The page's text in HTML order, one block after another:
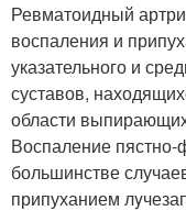
Ревматоидный
воспаления и
указательного и
суставов,
области выпирающих
Воспаление пястно-
большинстве
припуханием